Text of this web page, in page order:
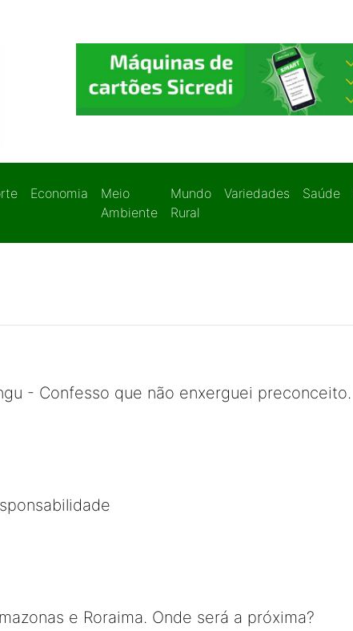
Economia
Meio
Ambiente
Mundo
Rural
Variedades Saúde
- Confesso que não enxerguei preconceito.
e Roraima. Onde será a próxima?